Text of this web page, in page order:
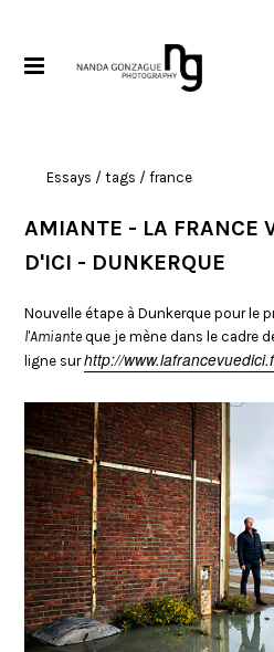
Essays / tags / france
AMIANTE - LA FRANCE
D'ICI - DUNKERQUE
Nouvelle étape à Dunkerque pour le
l'Amiante que je mène dans le cadre
ligne surhttp://